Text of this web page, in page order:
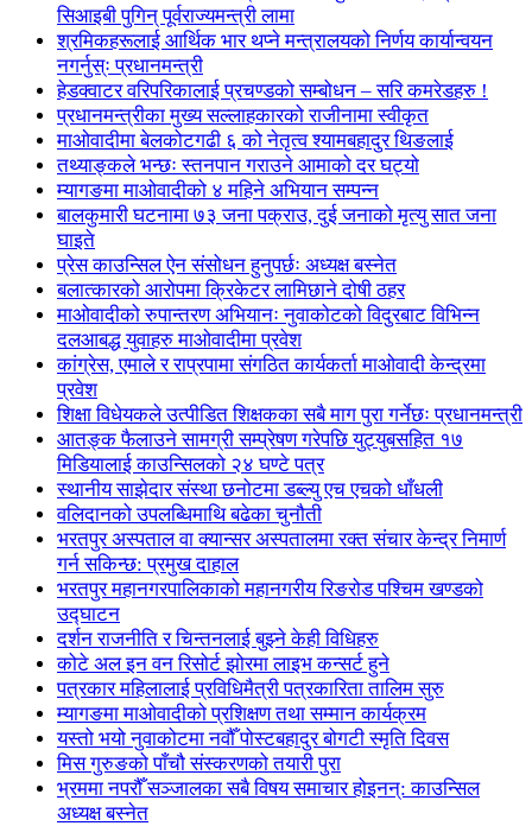
सिआइबी पुगिन् पूर्वराज्यमन्त्री लामा
श्रमिकहरूलाई आर्थिक भार थप्ने मन्त्रालयको निर्णय कार्यान्वयन
नगर्नुस्ः प्रधानमन्त्री
हेडक्वाटर वरिपरिकालाई प्रचण्डको सम्बोधन – सरि कमरेडहरु !
प्रधानमन्त्रीका मुख्य सल्लाहकारको राजीनामा स्वीकृत
माओवादीमा बेलकोटगढी ६ को नेतृत्व श्यामबहादुर थिङलाई
तथ्याङ्कले भन्छः स्तनपान गराउने आमाको दर घट्यो
म्यागङमा माओवादीको ४ महिने अभियान सम्पन्न
बालकुमारी घटनामा ७३ जना पक्राउ, दुई जनाको मृत्यु सात जना
घाइते
प्रेस काउन्सिल ऐन संसोधन हुनुपर्छः अध्यक्ष बस्नेत
बलात्कारको आरोपमा क्रिकेटर लामिछाने दोषी ठहर
माओवादीको रुपान्तरण अभियानः नुवाकोटको विदुरबाट विभिन्न
दलआबद्ध युवाहरु माओवादीमा प्रवेश
कांग्रेस, एमाले र राप्रपामा संगठित कार्यकर्ता माओवादी केन्द्रमा
प्रवेश
शिक्षा विधेयकले उत्पीडित शिक्षकका सबै माग पुरा गर्नेछः प्रधानमन्त्री
आतङ्क फैलाउने सामग्री सम्प्रेषण गरेपछि युट्युबसहित १७
मिडियालाई काउन्सिलको २४ घण्टे पत्र
स्थानीय साझेदार संस्था छनोटमा डब्ल्यु एच एचको धाँधली
वलिदानको उपलब्धिमाथि बढेका चुनौती
भरतपुर अस्पताल वा क्यान्सर अस्पतालमा रक्त संचार केन्द्र निमार्ण
गर्न सकिन्छ: प्रमुख दाहाल
भरतपुर महानगरपालिकाको महानगरीय रिङरोड पश्चिम खण्डको
उद्घाटन
दर्शन राजनीति र चिन्तनलाई बुझ्ने केही विधिहरु
कोटे अल इन वन रिसोर्ट झोरमा लाइभ कन्सर्ट हुने
पत्रकार महिलालाई प्रविधिमैत्री पत्रकारिता तालिम सुरु
म्यागङमा माओवादीको प्रशिक्षण तथा सम्मान कार्यक्रम
यस्तो भयो नुवाकोटमा नवौँ पोस्टबहादुर बोगटी स्मृति दिवस
मिस गुरुङको पाँचौ संस्करणको तयारी पुरा
भ्रममा नपरौँ सञ्जालका सबै विषय समाचार होइनन्: काउन्सिल
अध्यक्ष बस्नेत